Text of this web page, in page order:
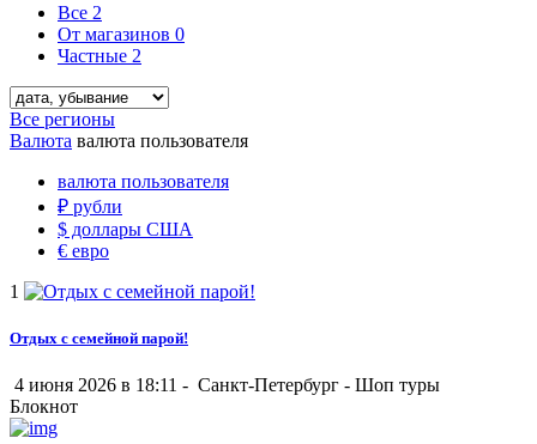
Все 2
От магазинов 0
Частные 2
Все регионы
Валюта валюта пользователя
валюта пользователя
₽ рубли
$ доллары США
€ евро
1
Отдых с семейной парой!
4 июня 2026 в 18:11 - Санкт-Петербург - Шоп туры
Блокнот